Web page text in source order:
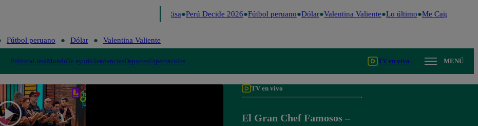
Me Caigo de Risa Perú Decide 2026 Fútbol peruano Dólar Valentina Valiente Lo último Me Caigo de Risa
Fútbol peruano Dólar Valentina Valiente
PolíticaLimaMundoTe ayudoTendenciasDeportesEspectáculos TV en vivo MENÚ
TV en vivo
El Gran Chef Famosos –